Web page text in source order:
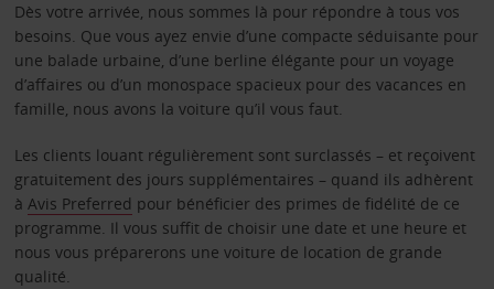
Dès votre arrivée, nous sommes là pour répondre à tous vos
besoins. Que vous ayez envie d’une compacte séduisante pour
une balade urbaine, d’une berline élégante pour un voyage
d’affaires ou d’un monospace spacieux pour des vacances en
famille, nous avons la voiture qu’il vous faut.
Les clients louant régulièrement sont surclassés – et reçoivent
gratuitement des jours supplémentaires – quand ils adhèrent
à Avis Preferred pour bénéficier des primes de fidélité de ce
programme. Il vous suffit de choisir une date et une heure et
nous vous préparerons une voiture de location de grande
qualité.